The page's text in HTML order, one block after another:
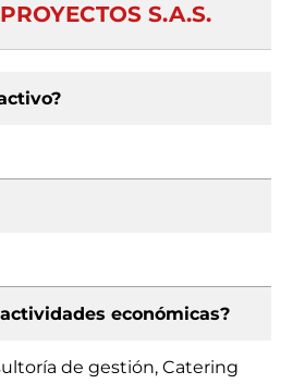
S.A.S.
económicas?
de gestión, Catering